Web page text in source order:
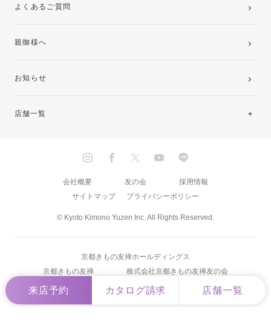
来店予約 カタログ請求 店舗一覧
よくあるご質問
親御様へ
お知らせ
店舗一覧
九州
© Kyoto Kimono Yuzen Inc. All Rights Reserved.
会社概要 友の会
採用情報
サイトマップ
プライバシーポリシー
京都きもの友禅ホールディングス
京都きもの友禅
株式会社京都きもの友禅友の会